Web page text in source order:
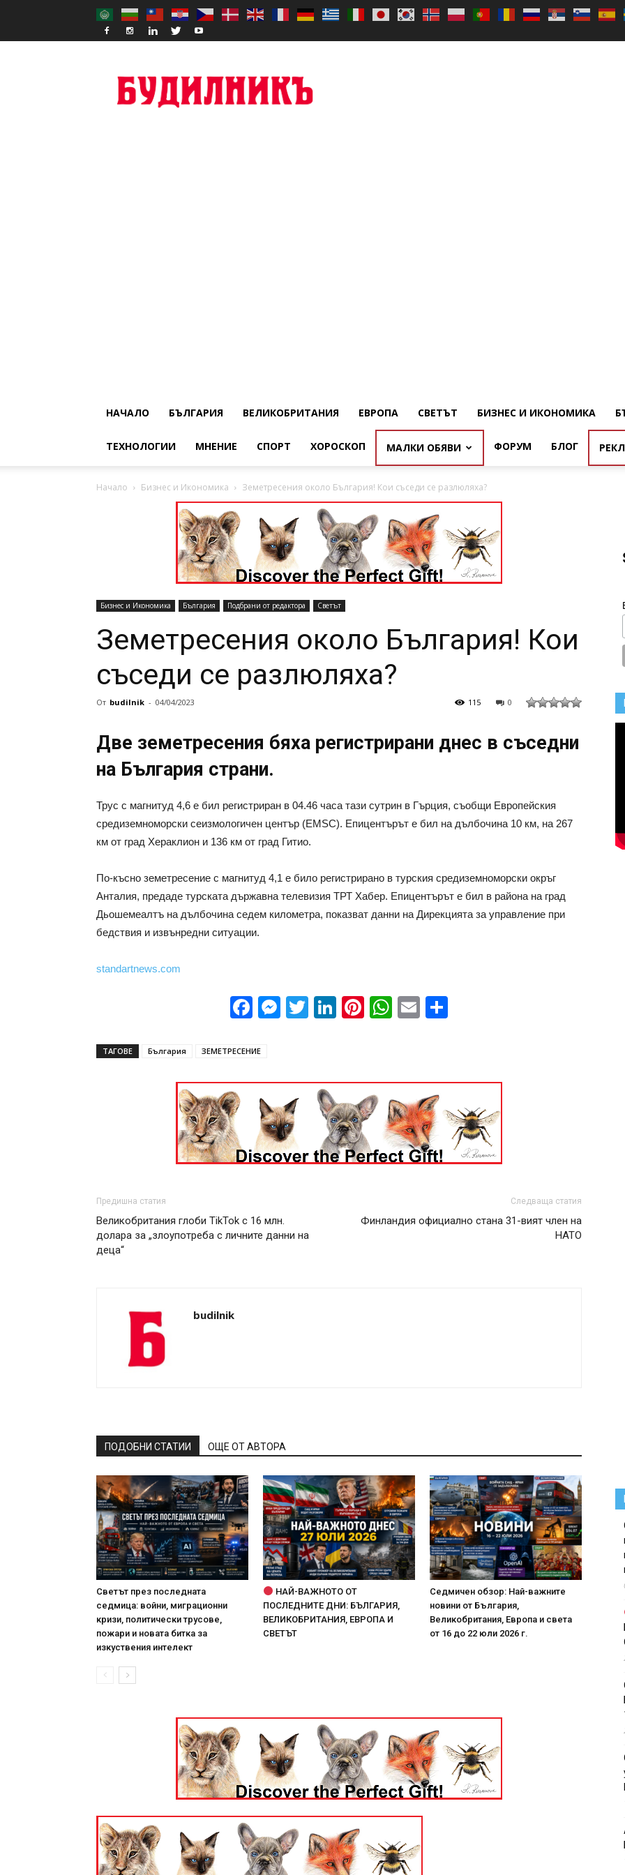
НАЧАЛО БЪЛГАРИЯ ВЕЛИКОБРИТАНИЯ ЕВРОПА СВЕТЪТ БИЗНЕС И ИКОНОМИКА
ТЕХНОЛОГИИ МНЕНИЕ СПОРТ ХОРОСКОП МАЛКИ ОБЯВИ ФОРУМ БЛОГ
Начало Бизнес и Икономика Земетресения около България! Кои съседи се разлюляха?
Бизнес и Икономика България Подбрани от редактора Светът
Земетресения около България! Кои
съседи се разлюляха?
От budilnik - 04/04/2023 0
115
Две земетресения бяха регистрирани днес в съседни
на България страни.
Трус с магнитуд 4,6 е бил регистриран в 04.46 часа тази сутрин в Гърция, съобщи Европейския
средиземноморски сеизмологичен център (EMSC). Епицентърът е бил на дълбочина 10 км, на 267
км от град Хераклион и 136 км от град Гитио.
По-късно земетресение с магнитуд 4,1 е било регистрирано в турския средиземноморски окръг
Анталия, предаде турската държавна телевизия ТРТ Хабер. Епицентърът е бил в района на град
Дьошемеалтъ на дълбочина седем километра, показват данни на Дирекцията за управление при
бедствия и извънредни ситуации.
standartnews.com
Facebook
Messenger
Twitter
LinkedIn
Pinterest
WhatsApp
Email
ТАГОВЕ България ЗЕМЕТРЕСЕНИЕ
Предишна статия
Великобритания глоби TikTok с 16 млн.
долара за „злоупотреба с личните данни на
деца“
Следваща статия
Финландия официално стана 31-вият член на
НАТО
budilnik
ПОДОБНИ СТАТИИ ОЩЕ ОТ АВТОРА
Светът през последната
седмица: войни, миграционни
кризи, политически трусове,
пожари и новата битка за
изкуствения интелект
НАЙ-ВАЖНОТО ОТ
ПОСЛЕДНИТЕ ДНИ: БЪЛГАРИЯ,
ВЕЛИКОБРИТАНИЯ, ЕВРОПА И
СВЕТЪТ
Седмичен обзор: Най-важните
новини от България,
Великобритания, Европа и света
от 16 до 22 юли 2026 г.